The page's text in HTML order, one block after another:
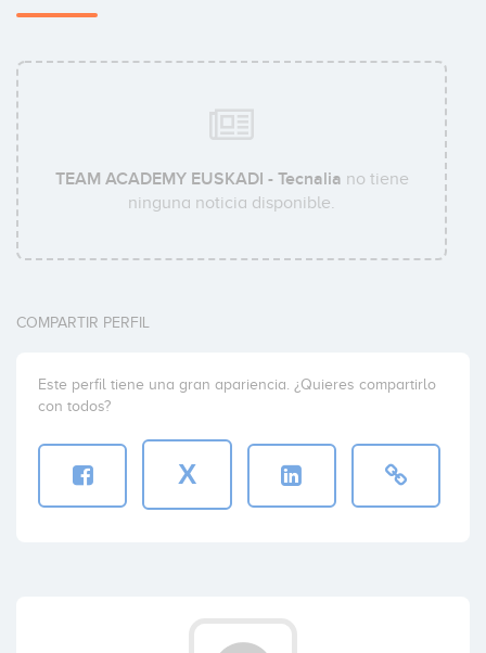
TEAM ACADEMY EUSKADI - Tecnalia no tiene
ninguna noticia disponible.
COMPARTIR PERFIL
Este perfil tiene una gran apariencia. ¿Quieres compartirlo
con todos?
X